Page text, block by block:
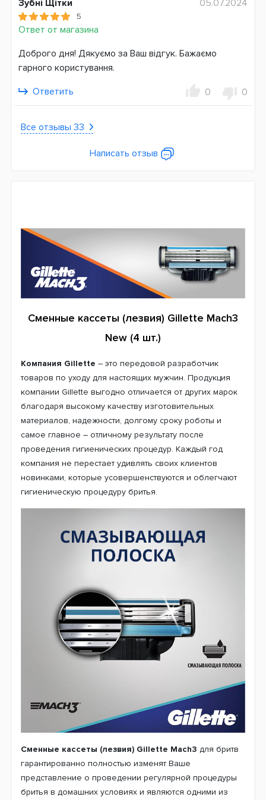
Зубні Щітки
5
Ответ от магазина
05.07.2024
Доброго дня! Дякуємо за Ваш відгук. Бажаємо
гарного користування.
Ответить
0 0
Все отзывы 33
Написать отзыв
Сменные кассеты (лезвия) Gillette Mach3
New (4 шт.)
Компания Gillette – это передовой разработчик
товаров по уходу для настоящих мужчин. Продукция
компании Gillette выгодно отличается от других марок
благодаря высокому качеству изготовительных
материалов, надежности, долгому сроку роботы и
самое главное – отличному результату после
проведения гигиенических процедур. Каждый год
компания не перестает удивлять своих клиентов
новинками, которые усовершенствуются и облегчают
гигиеническую процедуру бритья.
Сменные кассеты (лезвия) Gillette Mach3 для бритв
гарантированно полностью изменят Ваше
представление о проведении регулярной процедуры
бритья в домашних условиях и являются одними из